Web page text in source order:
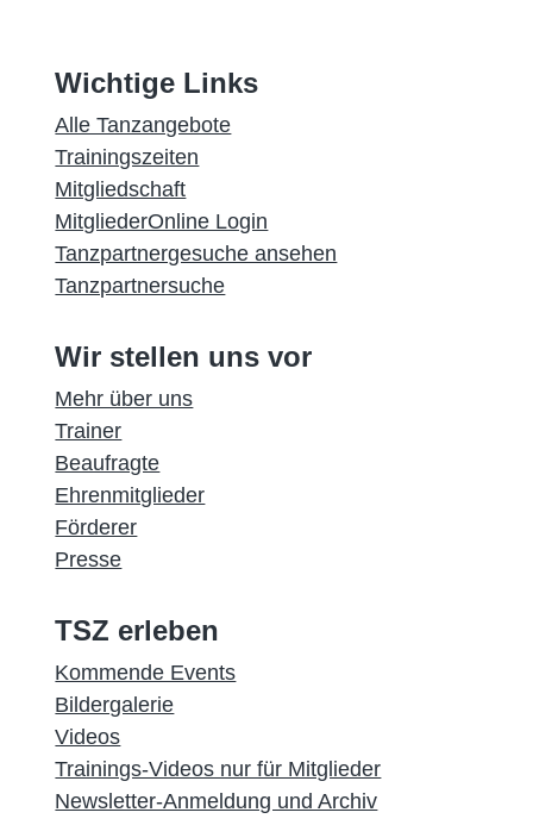
Wichtige Links
Alle Tanzangebote
Trainingszeiten
Mitgliedschaft
MitgliederOnline Login
Tanzpartnergesuche ansehen
Tanzpartnersuche
Wir stellen uns vor
Mehr über uns
Trainer
Beaufragte
Ehrenmitglieder
Förderer
Presse
TSZ erleben
Kommende Events
Bildergalerie
Videos
Trainings-Videos nur für Mitglieder
Newsletter-Anmeldung und Archiv